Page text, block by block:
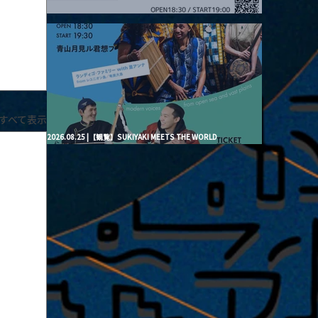
べて表示
2026.08.20 |【観覧】月見ル君想フpre. “Brand New Moon #3”
2026.08.25 |【観覧】SUKIYAKI MEETS THE WORLD
presentsLINDIGO FAMILY with ANNA SATO, ODUCHU modern